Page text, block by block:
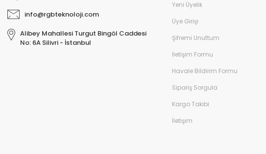
info@rgbteknoloji.com
Alibey Mahallesi Turgut Bingöl Caddesi
No: 6A Silivri - İstanbul
Yeni Üyelik
Üye Girişi
Şifremi Unuttum
İletişim Formu
Havale Bildirim Formu
Sipariş Sorgula
Kargo Takibi
İletişim